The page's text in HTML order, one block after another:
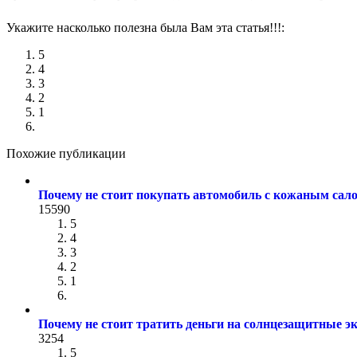
Укажите насколько полезна была Вам эта статья!!!:
5
4
3
2
1
Похожие публикации
Почему не стоит покупать автомобиль с кожаным
15590
5
4
3
2
1
Почему не стоит тратить деньги на солнцезащитные
3254
5